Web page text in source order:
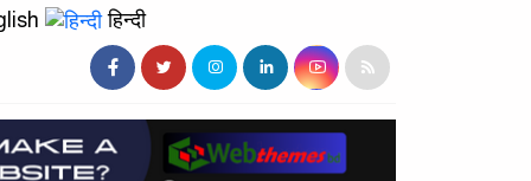
हिन्दी